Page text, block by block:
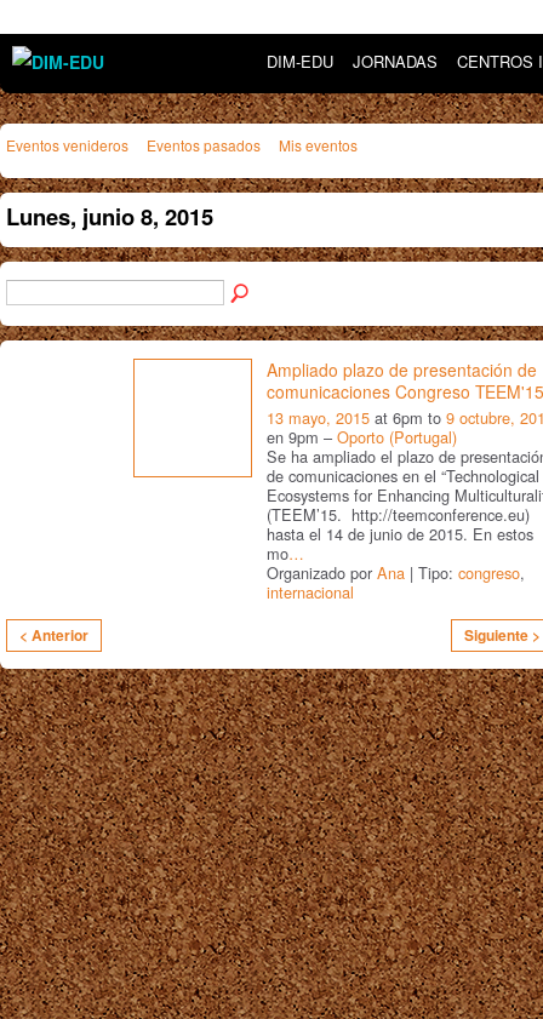
DIM-EDU JORNADAS CENTROS
Eventos venideros Eventos pasados Mis eventos
Lunes, junio 8, 2015
Ampliado plazo de presentación de
comunicaciones Congreso TEEM'15
13 mayo, 2015 at 6pm to 9 octubre,
en 9pm – Oporto (Portugal)
Se ha ampliado el plazo de
de comunicaciones en el “Technological
Ecosystems for Enhancing
(TEEM’15. http://teemconference.eu)
hasta el 14 de junio de 2015. En estos
mo…
Organizado por Ana | Tipo: congreso,
internacional
< Anterior Siguiente >